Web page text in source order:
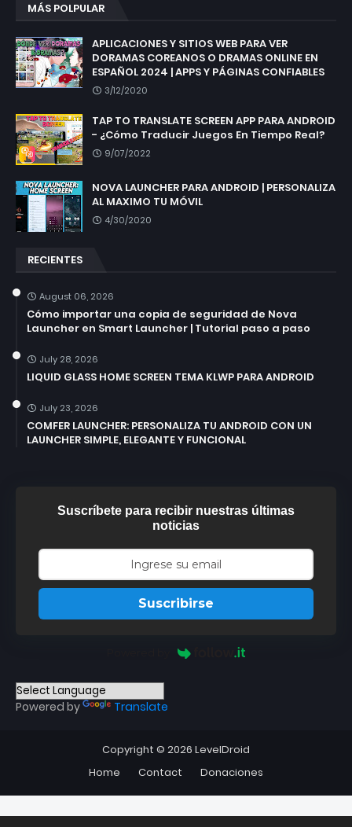
MÁS POLPULAR
APLICACIONES Y SITIOS WEB PARA VER
DORAMAS COREANOS O DRAMAS ONLINE EN
ESPAÑOL 2024 | APPS Y PÁGINAS CONFIABLES
3/12/2020
TAP TO TRANSLATE SCREEN APP PARA ANDROID
- ¿Cómo Traducir Juegos En Tiempo Real?
9/07/2022
NOVA LAUNCHER PARA ANDROID | PERSONALIZA
AL MAXIMO TU MÓVIL
4/30/2020
RECIENTES
August 06, 2026
Cómo importar una copia de seguridad de Nova
Launcher en Smart Launcher | Tutorial paso a paso
July 28, 2026
LIQUID GLASS HOME SCREEN TEMA KLWP PARA ANDROID
July 23, 2026
COMFER LAUNCHER: PERSONALIZA TU ANDROID CON UN
LAUNCHER SIMPLE, ELEGANTE Y FUNCIONAL
Suscríbete para recibir nuestras últimas
noticias
Suscribirse
Powered by Translate
Copyright © 2026 LevelDroid
Home
Contact Donaciones